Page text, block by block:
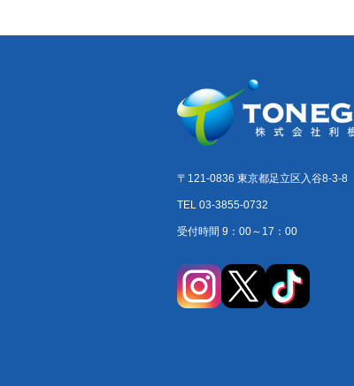
〒121-0836 東京都足立区入谷8-3-8
TEL 03-3855-0732
受付時間 9：00～17：00